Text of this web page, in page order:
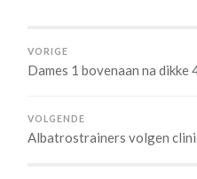
VORIGE
Dames 1 bovenaan na dikke
VOLGENDE
Albatrostrainers volgen